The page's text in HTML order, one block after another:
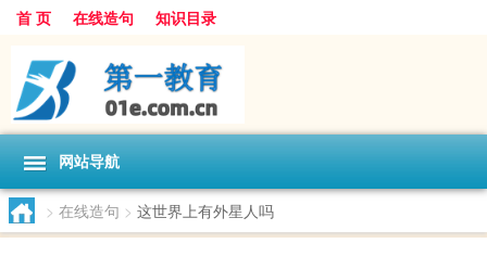
首 页 在线造句 知识目录
网站导航
> 在线造句 > 这世界上有外星人吗